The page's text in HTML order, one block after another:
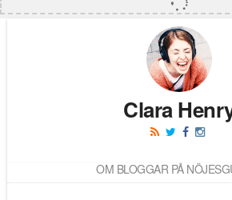
Clara
OM BLOGGAR PÅ